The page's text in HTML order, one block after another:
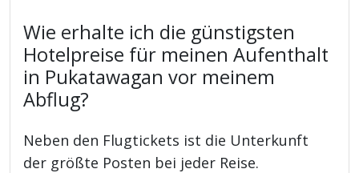
Wie erhalte ich die günstigsten
Hotelpreise für meinen Aufenthalt
in Pukatawagan vor meinem
Abflug?
Neben den Flugtickets ist die Unterkunft
der größte Posten bei jeder Reise.